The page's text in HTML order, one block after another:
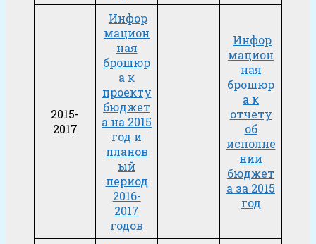
2015-
2017
Инфор
мацион
ная
брошюр
а к
проекту
бюджет
а на 2015
год и
планов
ый
период
2016-
2017
годов
Инфор
мацион
ная
брошюр
а к
отчету
об
исполне
нии
бюджет
а за 2015
год